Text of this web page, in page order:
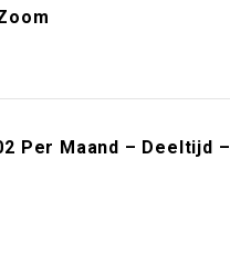
Per Maand – Deeltijd –